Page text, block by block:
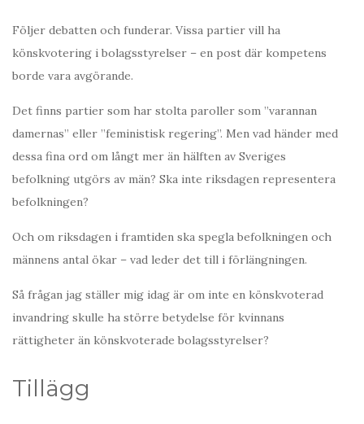
Följer debatten och funderar. Vissa partier vill ha
könskvotering i bolagsstyrelser – en post där kompetens
borde vara avgörande.
Det finns partier som har stolta paroller som ”varannan
damernas” eller ”feministisk regering”. Men vad händer med
dessa fina ord om långt mer än hälften av Sveriges
befolkning utgörs av män? Ska inte riksdagen representera
befolkningen?
Och om riksdagen i framtiden ska spegla befolkningen och
männens antal ökar – vad leder det till i förlängningen.
Så frågan jag ställer mig idag är om inte en könskvoterad
invandring skulle ha större betydelse för kvinnans
rättigheter än könskvoterade bolagsstyrelser?
Tillägg